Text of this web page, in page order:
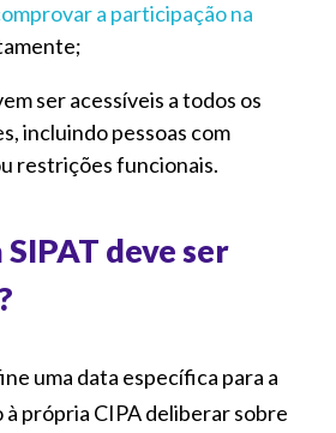
a participação na
ser acessíveis a todos os
incluindo pessoas com
restrições funcionais.
deve ser
uma data específica para a
à própria CIPA deliberar sobre